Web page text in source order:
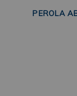
PEROLA